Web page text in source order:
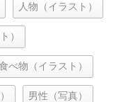
人物（イラスト）
）
べ物（イラスト）
男性（写真）